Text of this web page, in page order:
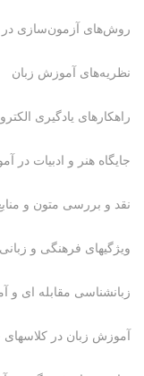
روش‌های آزمون‌سازی در
نظریه‌های آموزش زبان
راهکارهای یادگیری
جایگاه هنر و ادبیات در
نقد و بررسی متون و
ویژگی‎های فرهنگی و زبانی کشورهای مختلف در تدوین منابع آموزش زبان
زبانشناسی مقابله ای و
آموزش زبان در کلاسهای